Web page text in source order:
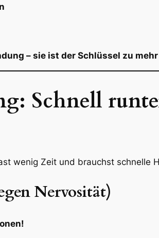
– sie ist der Schlüssel zu mehr
Schnell
wenig Zeit und brauchst schnelle
Nervosität)